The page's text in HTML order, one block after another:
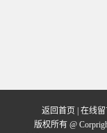
返回首页
在线
版权所有 @